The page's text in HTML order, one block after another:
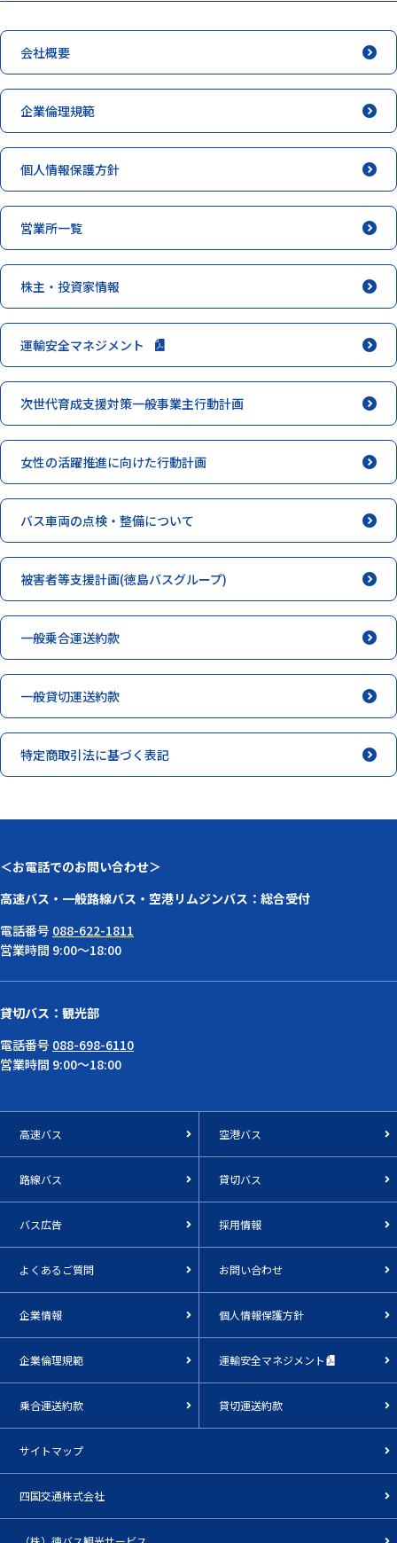
会社概要
企業倫理規範
個人情報保護方針
営業所一覧
株主・投資家情報
運輸安全マネジメント
次世代育成支援対策一般事業主行動計画
女性の活躍推進に向けた行動計画
バス車両の点検・整備について
被害者等支援計画(徳島バスグループ)
一般乗合運送約款
一般貸切運送約款
特定商取引法に基づく表記
＜お電話でのお問い合わせ＞
高速バス・一般路線バス・空港リムジンバス：総合受付
電話番号 088-622-1811
営業時間 9:00～18:00
貸切バス：観光部
電話番号 088-698-6110
営業時間 9:00～18:00
高速バス 空港バス
路線バス 貸切バス
バス広告 採用情報
よくあるご質問 お問い合わせ
企業情報 個人情報保護方針
企業倫理規範 運輸安全マネジメント
乗合運送約款 貸切運送約款
サイトマップ
四国交通株式会社